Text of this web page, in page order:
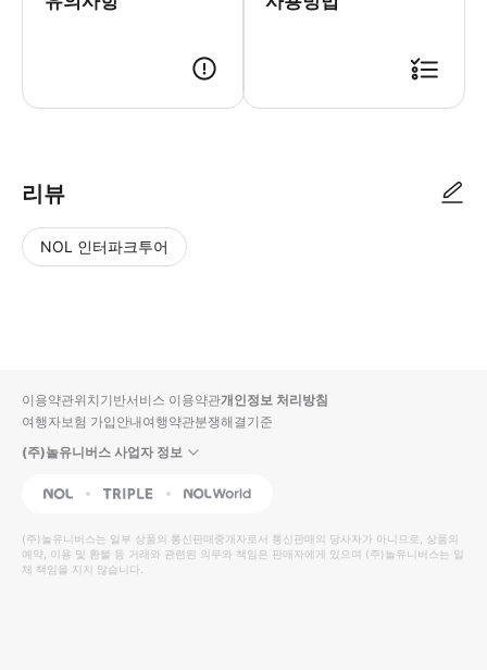
리뷰
NOL 인터파크투어
입니
다.
높
은
순
동
영
상
순
상
이용약관위치기반서비스 이용약관개인정보 처리방침
여행자보험 가입안내여행약관분쟁해결기준
(주)놀유니버스 사업자 정보
NOL Triple Interpark Global
(주)놀유니버스는 일부 상품의 통신판매중개자로서 통신판매의 당사자가 아니므로, 상품의
예약, 이용 및 환불 등 거래와 관련된 의무와 책임은 판매자에게 있으며 (주)놀유니버스는 일
체 책임을 지지 않습니다.